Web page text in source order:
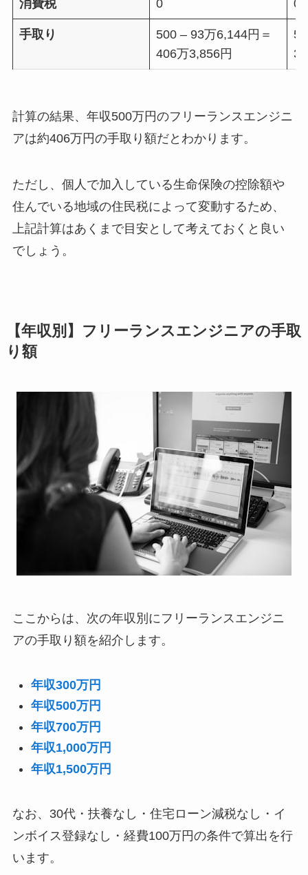
消費税 0 0
手取り
500 – 93万6,144円＝
406万3,856円
計算の結果、年収500万円のフリーランスエンジニ
アは約406万円の手取り額だとわかります。
ただし、個人で加入している生命保険の控除額や
住んでいる地域の住民税によって変動するため、
上記計算はあくまで目安として考えておくと良い
でしょう。
【年収別】フリーランスエンジニアの手取
り額
ここからは、次の年収別にフリーランスエンジニ
アの手取り額を紹介します。
年収300万円
年収500万円
年収700万円
年収1,000万円
年収1,500万円
なお、30代・扶養なし・住宅ローン減税なし・イ
ンボイス登録なし・経費100万円の条件で算出を行
います。